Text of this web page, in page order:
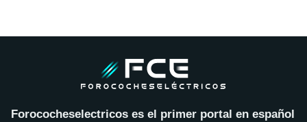
Forococheselectricos es el primer portal en español